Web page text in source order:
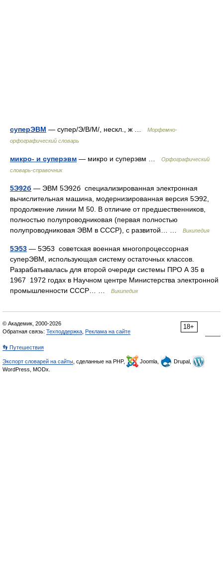
суперЭВМ — супер/Э/В/М/, нескл., ж …
Морфемно-
орфографический словарь
микро- и суперэвм — микро и суперэвм …
Орфографический
словарь-справочник
5Э92б — ЭВМ 5Э92б специализированная электронная
вычислительная машина, модернизированная версия 5Э92,
продолжение линии М 50. В отличие от предшественников,
полностью полупроводниковая (первая полностью
полупроводниковая ЭВМ в СССР), с развитой… …
Википедия
5Э53 — 5Э53 советская военная многопроцессорная
суперЭВМ, использующая систему остаточных классов.
Разрабатывалась для второй очереди системы ПРО А 35 в
1967 1972 годах в Научном центре Министерства электронной
промышленности СССР… …
Википедия
18+
© Академик, 2000-2026
Обратная связь: Техподдержка Реклама на сайте
👣 Путешествия
Экспорт словарей на сайты , сделанные на PHP, Joomla,
Drupal,
WordPress, MODx.